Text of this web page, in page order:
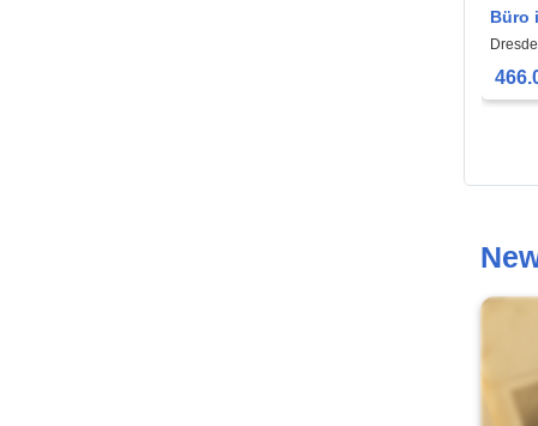
Büro
350